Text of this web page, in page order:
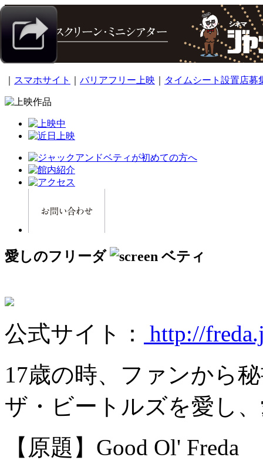
スマホサイト バリアフリー上映 タイムシート設置店募
愛しのフリーダ
公式サイト：
http://
17歳の時、ファンから
ザ・ビートルズを愛し
【原題】Good Ol' Freda